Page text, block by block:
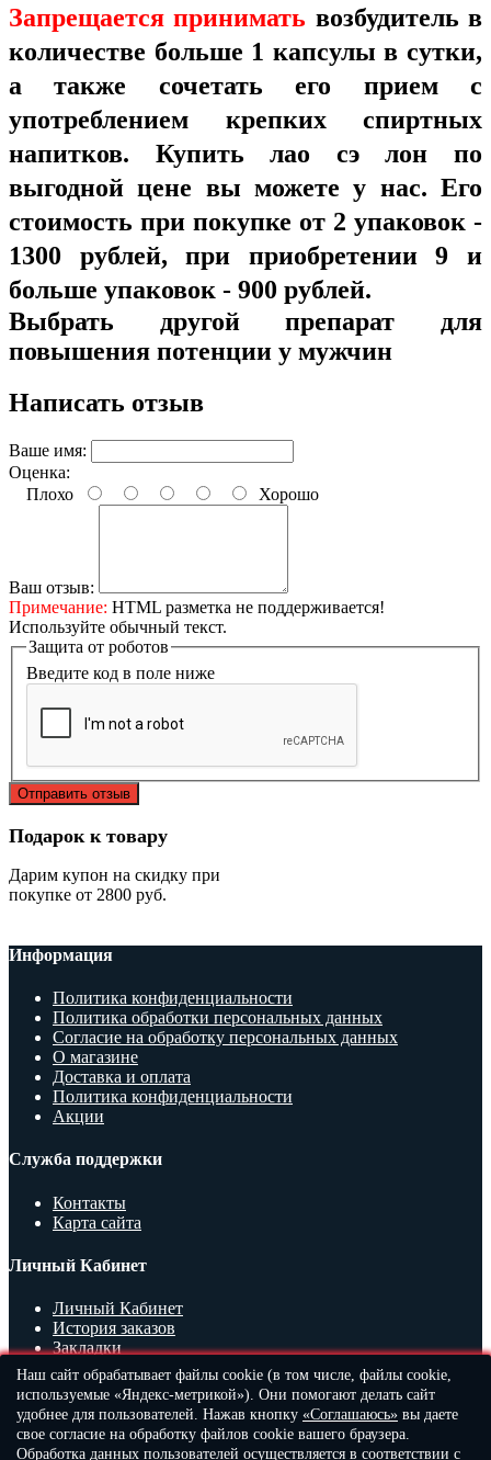
Запрещается принимать возбудитель в
количестве больше 1 капсулы в сутки,
а также сочетать его прием с
употреблением крепких спиртных
напитков. Купить лао сэ лон по
выгодной цене вы можете у нас. Его
стоимость при покупке от 2 упаковок -
1300 рублей, при приобретении 9 и
больше упаковок - 900 рублей.
Выбрать другой препарат для
повышения потенции у мужчин
Написать отзыв
Ваше имя:
Оценка:
Плохо
Хорошо
Ваш отзыв:
Примечание: HTML разметка не поддерживается!
Используйте обычный текст.
Защита от роботов
Введите код в поле ниже
Отправить отзыв
Подарок к товару
Дарим купон на скидку при
покупке от 2800 руб.
Информация
Политика конфиденциальности
Политика обработки персональных данных
Согласие на обработку персональных данных
О магазине
Доставка и оплата
Политика конфиденциальности
Акции
Служба поддержки
Контакты
Карта сайта
Личный Кабинет
Личный Кабинет
История заказов
Закладки
Контакты
+7 (916) 215-6-222 (Viber и WhatsApp)
+7 (964) 584-80-90
Наш сайт обрабатывает файлы cookie (в том числе, файлы cookie,
используемые «Яндекс-метрикой»). Они помогают делать сайт
удобнее для пользователей. Нажав кнопку «Соглашаюсь» вы даете
свое согласие на обработку файлов cookie вашего браузера.
Обработка данных пользователей осуществляется в соответствии с